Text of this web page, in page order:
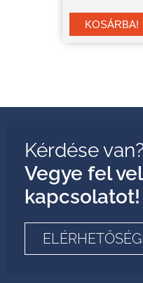
Kérdése
Vegye fel
kapcsolatot!